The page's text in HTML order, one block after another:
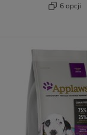
6 opcji